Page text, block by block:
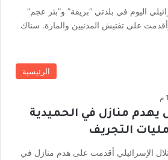
اليوم في بلدتي “بريقة” و”بئر عجم”
على تفتيش المدنيين والمارة. سناك
الرئيسية
يهدم منازل في الحميدية
التجريف
الإسرائيلي أقدمت على هدم منازل في